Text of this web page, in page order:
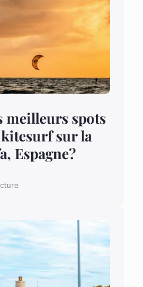
meilleurs spots
sur la
Espagne?